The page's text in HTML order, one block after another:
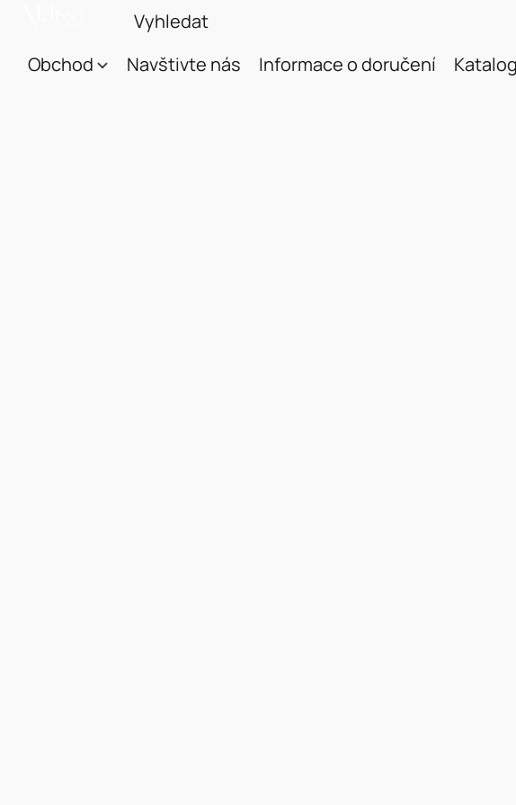
Obchod Navštivte nás Informace o doručení